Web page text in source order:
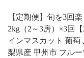
【定期便】旬を3回
2kg（2～3房）×3回
インマスカット 葡萄
梨県産 甲州市 フルー